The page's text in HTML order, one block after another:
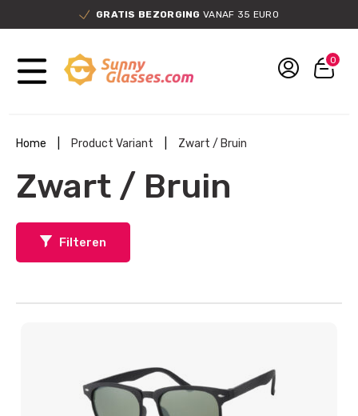
GRATIS BEZORGING VANAF 35 EURO
0
Home Product Variant Zwart / Bruin
Zwart / Bruin
Filteren